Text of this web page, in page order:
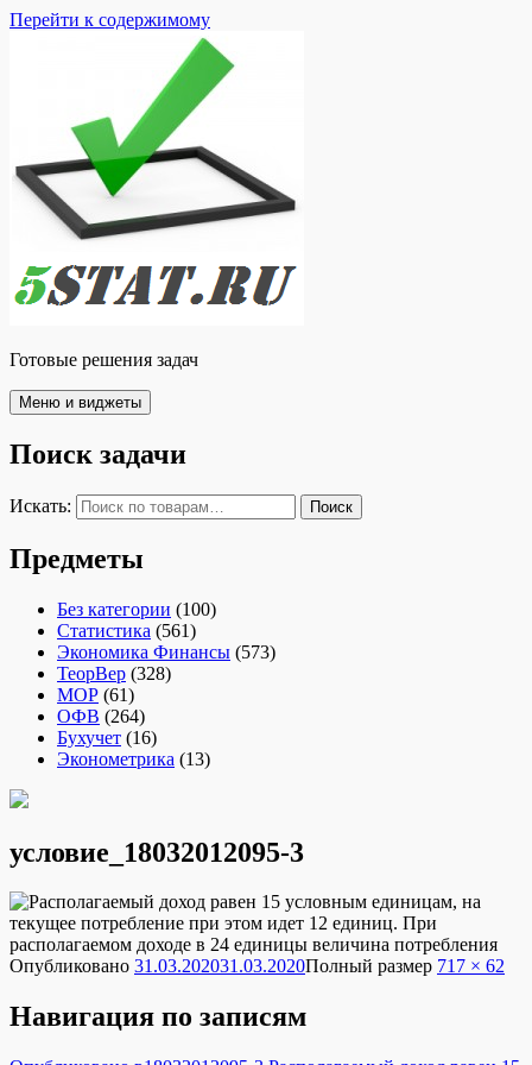
Перейти к содержимому
Готовые решения задач
Меню и виджеты
Поиск задачи
Искать: Поиск
Предметы
Без категории (100)
Статистика (561)
Экономика Финансы (573)
ТеорВер (328)
МОР (61)
ОФВ (264)
Бухучет (16)
Эконометрика (13)
условие_18032012095-3
Опубликовано 31.03.202031.03.2020Полный размер 717 × 62
Навигация по записям